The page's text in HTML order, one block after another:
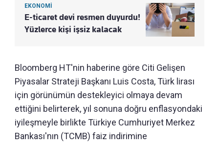
EKONOMİ
E-ticaret devi resmen duyurdu!
Yüzlerce kişi işsiz kalacak
Bloomberg HT'nin haberine göre Citi Gelişen
Piyasalar Strateji Başkanı Luis Costa, Türk lirası
için görünümün destekleyici olmaya devam
ettiğini belirterek, yıl sonuna doğru enflasyondaki
iyileşmeyle birlikte Türkiye Cumhuriyet Merkez
Bankası'nın (TCMB) faiz indirimine